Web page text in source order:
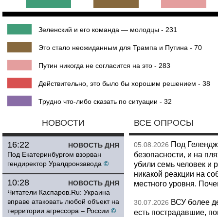
Зеленский и его команда — молодцы - 231
Это стало неожиданным для Трампа и Путина - 70
Путин никогда не согласится на это - 283
Действительно, это было бы хорошим решением - 38
Трудно что-либо сказать по ситуации - 32
НОВОСТИ
НОВОСТЬ ДНЯ
16:22
Под Екатеринбургом взорван
гендиректор Уралдронзавода ©
НОВОСТЬ ДНЯ
10:28
Читатели Каспаров.Ru: Украина
вправе атаковать любой объект на
территории агрессора – России ©
ВСЕ ОПРОСЫ
05.08.2026 Под
безопасности, и на
убили семь человек и
никакой реакции на
местного уровня.
30.07.2026 ВСУ более
есть пострадавшие,